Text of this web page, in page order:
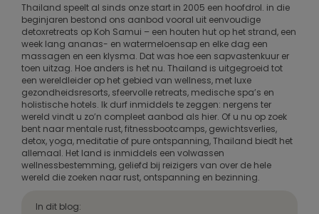
Thailand speelt al sinds onze start in 2005 een hoofdrol. in die
beginjaren bestond ons aanbod vooral uit eenvoudige
detoxretreats op Koh Samui – een houten hut op het strand, een
week lang ananas- en watermeloensap en elke dag een
massagen en een klysma. Dat was hoe een sapvastenkuur er
toen uitzag. Hoe anders is het nu. Thailand is uitgegroeid tot
een wereldleider op het gebied van wellness, met luxe
gezondheidsresorts, sfeervolle retreats, medische spa’s en
holistische hotels. Ik durf inmiddels te zeggen: nergens ter
wereld vindt u zo’n compleet aanbod als hier. Of u nu op zoek
bent naar mentale rust, fitnessbootcamps, gewichtsverlies,
detox, yoga, meditatie of pure ontspanning, Thailand biedt het
allemaal. Het land is inmiddels een volwassen
wellnessbestemming, geliefd bij reizigers van over de hele
wereld die zoeken naar rust, ontspanning en bezinning.
In dit blog: